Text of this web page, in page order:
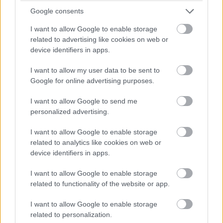
Google consents
I want to allow Google to enable storage
related to advertising like cookies on web or
device identifiers in apps.
I want to allow my user data to be sent to
Google for online advertising purposes.
I want to allow Google to send me
personalized advertising.
I want to allow Google to enable storage
related to analytics like cookies on web or
device identifiers in apps.
I want to allow Google to enable storage
related to functionality of the website or app.
I want to allow Google to enable storage
related to personalization.
Összeszorult a gyomrom.
Kinyitottam a rekeszt, és kivettem a papírokat, de egy
összehajtott fehér cetli lecsúszott az anyósülésre.
A nevem állt rajta Mrs. Whitmore kézírásával.
Átadtam Haroldnak az iratokat, majd félreálltam, hogy
elolvassam az üzenetet. Ekkor szólított vissza.
„Várjon még, beszélnünk kell.”
Harold visszament, én pedig remegő kézzel bontottam ki a